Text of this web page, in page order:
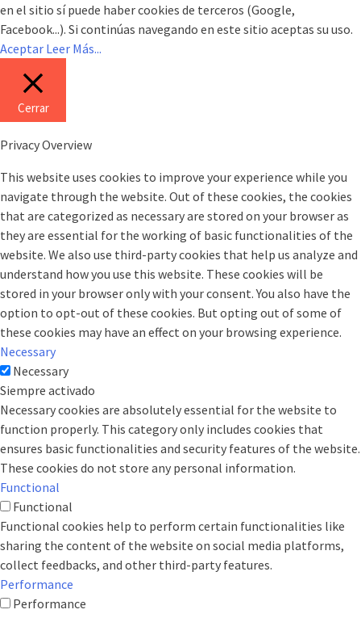
en el sitio sí puede haber cookies de terceros (Google,
Facebook...). Si continúas navegando en este sitio aceptas su uso.
Aceptar Leer Más...
Cerrar
Privacy Overview
This website uses cookies to improve your experience while you
navigate through the website. Out of these cookies, the cookies
that are categorized as necessary are stored on your browser as
they are essential for the working of basic functionalities of the
website. We also use third-party cookies that help us analyze and
understand how you use this website. These cookies will be
stored in your browser only with your consent. You also have the
option to opt-out of these cookies. But opting out of some of
these cookies may have an effect on your browsing experience.
Necessary
Necessary
Siempre activado
Necessary cookies are absolutely essential for the website to
function properly. This category only includes cookies that
ensures basic functionalities and security features of the website.
These cookies do not store any personal information.
Functional
Functional
Functional cookies help to perform certain functionalities like
sharing the content of the website on social media platforms,
collect feedbacks, and other third-party features.
Performance
Performance